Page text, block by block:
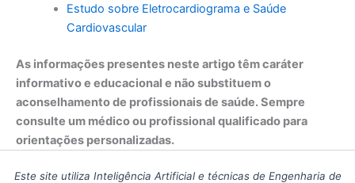
Estudo sobre Eletrocardiograma e Saúde
Cardiovascular
As informações presentes neste artigo têm caráter
informativo e educacional e não substituem o
aconselhamento de profissionais de saúde. Sempre
consulte um médico ou profissional qualificado para
orientações personalizadas.
Este site utiliza Inteligência Artificial e técnicas de Engenharia de